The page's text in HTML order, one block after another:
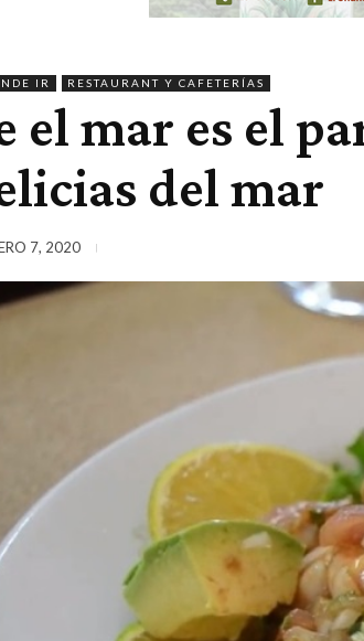
IR RESTAURANT Y CAFETERÍAS
el mar es el
del mar
7, 2020